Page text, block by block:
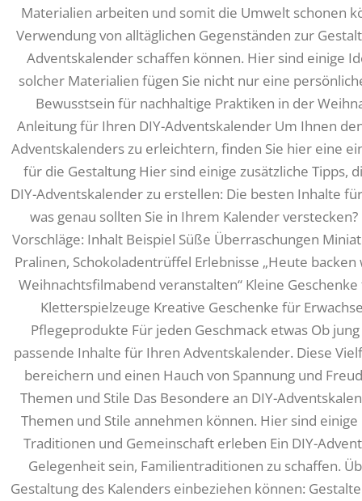
Materialien arbeiten und somit die Umwelt schonen
Verwendung von alltäglichen Gegenständen zur
Adventskalender schaffen können. Hier sind einige
solcher Materialien fügen Sie nicht nur eine
Bewusstsein für nachhaltige Praktiken in der
Anleitung für Ihren DIY-Adventskalender Um Ihnen
Adventskalenders zu erleichtern, finden Sie hier eine
für die Gestaltung Hier sind einige zusätzliche Tipps,
DIY-Adventskalender zu erstellen: Die besten Inhalte
was genau sollten Sie in Ihrem Kalender
Vorschläge: Inhalt Beispiel Süße Überraschungen
Pralinen, Schokoladentrüffel Erlebnisse „Heute
Weihnachtsfilmabend veranstalten“ Kleine
Kletterspielzeuge Kreative Geschenke für
Pflegeprodukte Für jeden Geschmack etwas Ob
passende Inhalte für Ihren Adventskalender. Diese
bereichern und einen Hauch von Spannung und
Themen und Stile Das Besondere an DIY-
Themen und Stile annehmen können. Hier sind
Traditionen und Gemeinschaft erleben Ein DIY-
Gelegenheit sein, Familientraditionen zu schaffen.
Gestaltung des Kalenders einbeziehen können: